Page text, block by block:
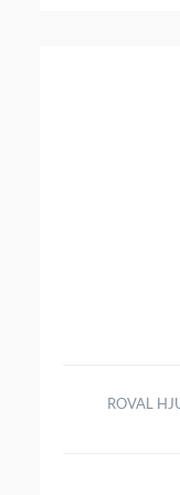
ROVAL